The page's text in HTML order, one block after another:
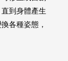
到身體產生
各種姿態，